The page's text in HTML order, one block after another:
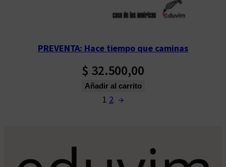
PREVENTA: Hace tiempo que caminas
$ 32.500,00
Añadir al carrito
1 2 →